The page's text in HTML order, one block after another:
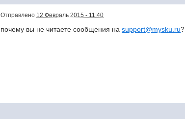
Отправлено 12 Февраль 2015 - 11:40
почему вы не читаете сообщения наsupport@mysku.ru?